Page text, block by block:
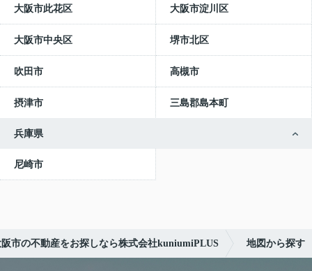
大阪市此花区 大阪市淀川区
大阪市中央区 堺市北区
吹田市 高槻市
摂津市 三島郡島本町
兵庫県
尼崎市
市の不動産をお探しなら株式会社kuniumiPLUS 地図から探す